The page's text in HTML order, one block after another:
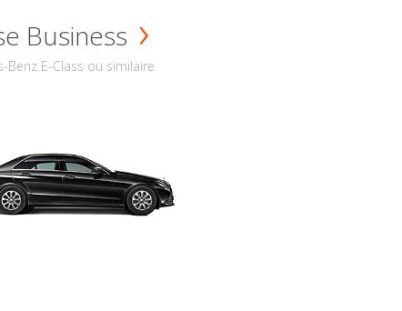
Business
Benz E-Class ou similaire